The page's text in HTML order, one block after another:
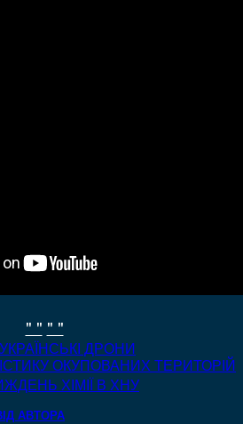
" " " "
УКРАЇНСЬКІ ДРОНИ
ОКУПОВАНИХ ТЕРИТОРІЙ
ХІМІЇ В ХНУ
АВТОРА